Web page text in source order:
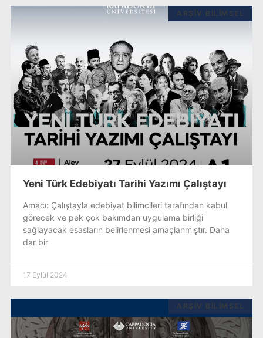
ARŞIV BILIMSEL
Yeni Türk Edebiyatı Tarihi Yazımı Çalıştayı
Amacı: Çalıştayla edebiyat bilimcileri tarafından kabul
görecek ve pek çok bakımdan uygulama birliği
sağlayacak esasların belirlenmesi amaçlanmıştır. Daha
dar bir
17 Eylül 2024
ARŞIV BILIMSEL